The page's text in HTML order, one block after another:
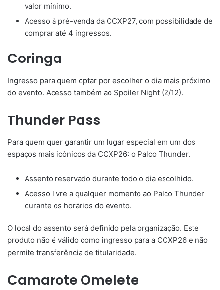
valor mínimo.
Acesso à pré-venda da CCXP27, com possibilidade de
comprar até 4 ingressos.
Coringa
Ingresso para quem optar por escolher o dia mais próximo
do evento. Acesso também ao Spoiler Night (2/12).
Thunder Pass
Para quem quer garantir um lugar especial em um dos
espaços mais icônicos da CCXP26: o Palco Thunder.
Assento reservado durante todo o dia escolhido.
Acesso livre a qualquer momento ao Palco Thunder
durante os horários do evento.
O local do assento será definido pela organização. Este
produto não é válido como ingresso para a CCXP26 e não
permite transferência de titularidade.
Camarote Omelete